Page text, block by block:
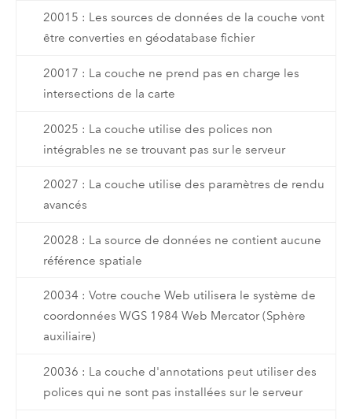
20015 : Les sources de données de la couche vont
être converties en géodatabase fichier
20017 : La couche ne prend pas en charge les
intersections de la carte
20025 : La couche utilise des polices non
intégrables ne se trouvant pas sur le serveur
20027 : La couche utilise des paramètres de rendu
avancés
20028 : La source de données ne contient aucune
référence spatiale
20034 : Votre couche Web utilisera le système de
coordonnées WGS 1984 Web Mercator (Sphère
auxiliaire)
20036 : La couche d'annotations peut utiliser des
polices qui ne sont pas installées sur le serveur